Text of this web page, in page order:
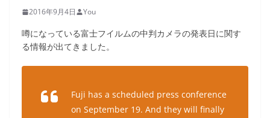
2016年9月4日 You
噂になっている富士フイルムの中判カメラの発表日に関す
る情報が出てきました。
Fuji has a scheduled press conference
on September 19. And they will finally